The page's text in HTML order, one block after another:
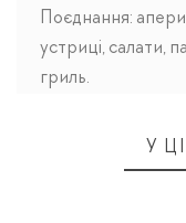
Поєднання:
устриці, салати,
гриль.
У